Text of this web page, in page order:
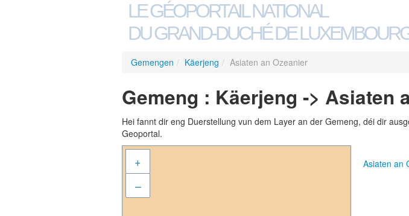
LE GÉOPORTAIL NATIONAL
DU GRAND-DUCHÉ DE
Gemengen / Käerjeng / Asiaten an Ozeanier
Gemeng : Käerjeng -> Asiaten
Hei fannt dir eng Duerstellung vun dem Layer an der Gemeng, déi dir
Geoportal.
+
–
Asiaten an